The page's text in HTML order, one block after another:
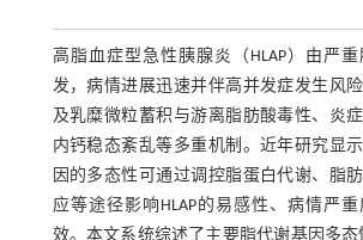
高脂血症型急性胰腺炎（HLAP）由严
发，病情进展迅速并伴高并发症发生风
及乳糜微粒蓄积与游离脂肪酸毒性、炎
内钙稳态紊乱等多重机制。近年研究显
因的多态性可通过调控脂蛋白代谢、脂
应等途径影响HLAP的易感性、病情严
效。本文系统综述了主要脂代谢基因多态